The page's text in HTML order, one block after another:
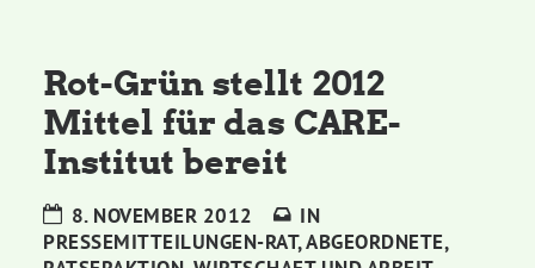
Grünes Zentrum
Personen
Sylvia Rietenberg, MdB
Rot-Grün stellt 2012
Mittel für das CARE-
Institut bereit
8. NOVEMBER 2012
IN
PRESSEMITTEILUNGEN-RAT,ABGEORDNETE,